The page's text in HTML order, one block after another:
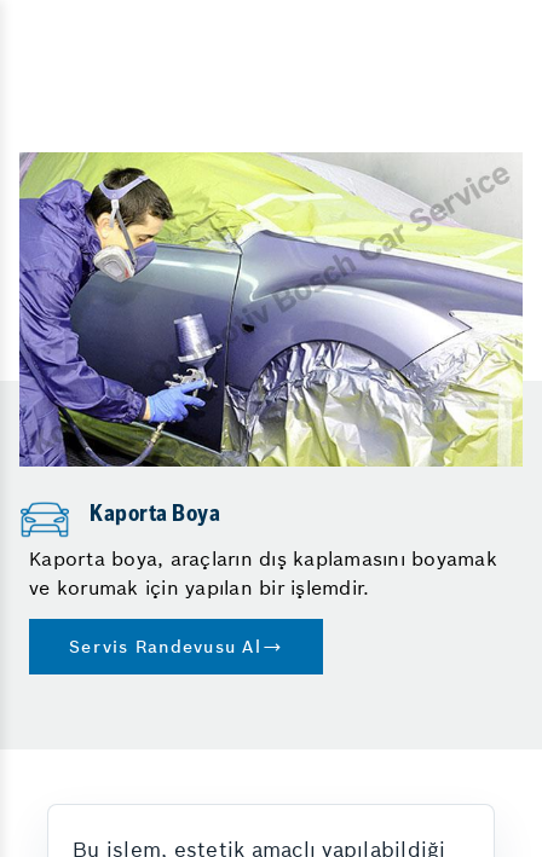
Kaporta Boya
Kaporta boya, araçların dış kaplamasını boyamak
ve korumak için yapılan bir işlemdir.
Servis Randevusu Al
Bu işlem, estetik amaçlı yapılabildiği